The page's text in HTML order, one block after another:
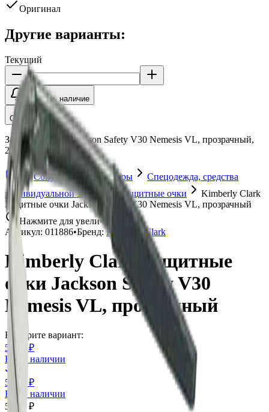
Оригинал
Другие варианты:
Текущий
Уточнить наличие
Описание
Защитные очки Jackson Safety V30 Nemesis VL, прозрачный,
25697, Kimberly Clark
Сопутствующие товары
Спецодежда, средства
индивидуальной защиты
Защитные очки
Kimberly Clark
Защитные очки Jackson Safety V30 Nemesis VL, прозрачный
Нажмите для увеличения
Артикул: 011886•Бренд: Kimberly Clark
Kimberly Clark Защитные
очки Jackson Safety V30
Nemesis VL, прозрачный
Выберите вариант:
5 495 ₽
Нет в наличии
5 495 ₽
Нет в наличии
5 495 ₽